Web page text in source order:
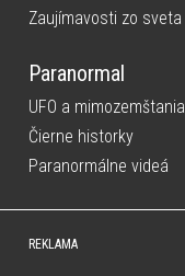
Zaujímavosti zo sveta
Paranormal
UFO a mimozemštania
Čierne historky
Paranormálne videá
REKLAMA